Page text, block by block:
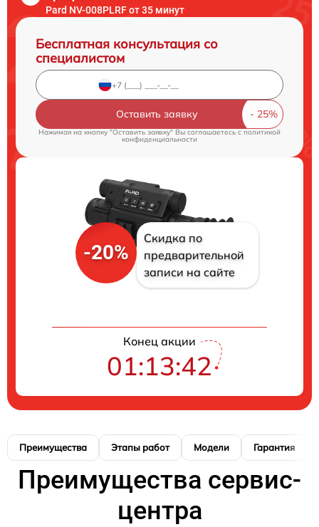
Pard NV-008PLRF от 35 минут
Бесплатная консультация со
специалистом
Оставить заявку
Нажимая на кнопку "Оставить заявку" Вы соглашаетесь c политикой
конфиденциальности
-20%
Скидка по
предварительной
записи на сайте
Конец акции
01:13:41
Преимущества Этапы работ Модели Гарантия
Преимущества сервис-
центра